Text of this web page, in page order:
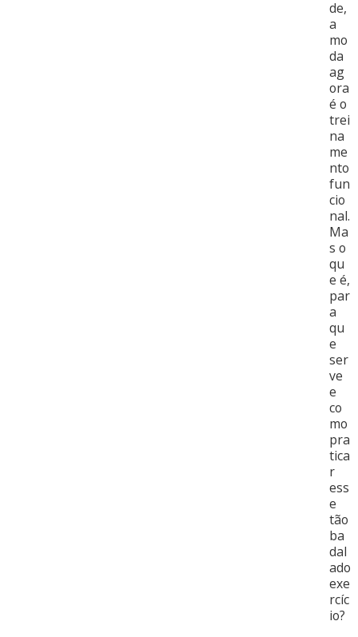
de,
a
mo
da
ag
ora
é o
trei
na
me
nto
fun
cio
nal.
Ma
s o
qu
e é,
par
a
qu
e
ser
ve
e
co
mo
pra
tica
r
ess
e
tão
ba
dal
ado
exe
rcíc
io?